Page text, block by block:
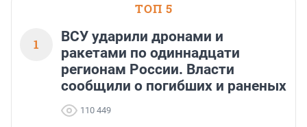
ТОП 5
1
ВСУ ударили дронами и
ракетами по одиннадцати
регионам России. Власти
сообщили о погибших и раненых
110 449